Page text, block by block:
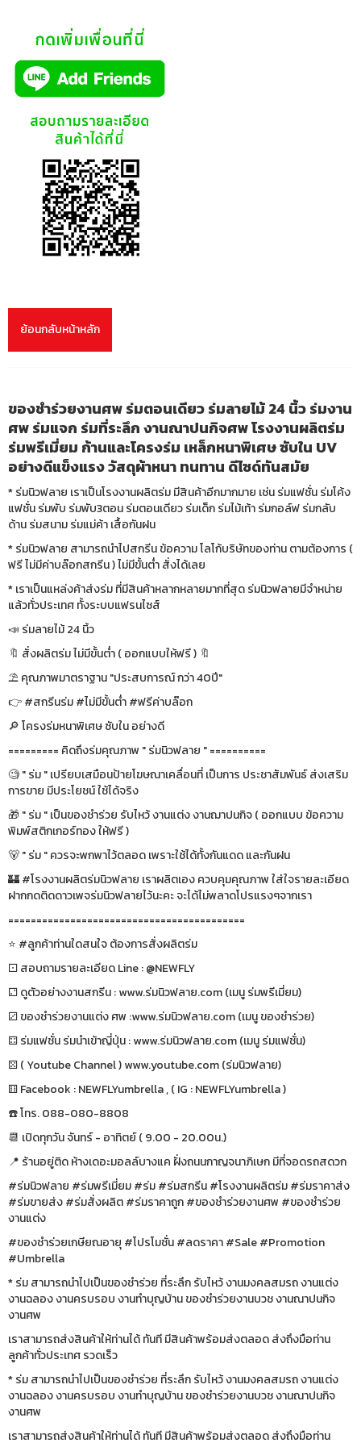
ย้อนกลับหน้าหลัก
ของชำร่วยงานศพ ร่มตอนเดียว ร่มลายไม้ 24 นิ้ว ร่มงาน
ศพ ร่มแจก ร่มที่ระลึก งานณาปนกิจศพ โรงงานผลิตร่ม
ร่มพรีเมี่ยม ก้านและโครงร่ม เหล็กหนาพิเศษ ซับใน UV
อย่างดีแข็งแรง วัสดุผ้าหนา ทนทาน ดีไซด์ทันสมัย
* ร่มนิวฟลาย เราเป็นโรงงานผลิตร่ม มีสินค้าอีกมากมาย เช่น ร่มแฟชั่น ร่มโค้ง
แฟชั่น ร่มพับ ร่มพับ3ตอน ร่มตอนเดียว ร่มเด็ก ร่มไม้เท้า ร่มกอล์ฟ ร่มกลับ
ด้าน ร่มสนาม ร่มแม่ค้า เสื้อกันฝน
* ร่มนิวฟลาย สามารถนำไปสกรีน ข้อความ โลโก้บริษัทของท่าน ตามต้องการ (
ฟรี ไม่มีค่าบล๊อกสกรีน ) ไม่มีขั้นต่ำ สั่งได้เลย
* เราเป็นแหล่งค้าส่งร่ม ที่มีสินค้าหลากหลายมากที่สุด ร่มนิวฟลายมีจำหน่าย
แล้วทั่วประเทศ ทั้งระบบแฟรนไซส์
📣 ร่มลายไม้ 24 นิ้ว
🔖 สั่งผลิตร่ม ไม่มีขั้นต่ำ ( ออกแบบให้ฟรี ) 🔖
⛱ คุณภาพมาตราฐาน "ประสบการณ์ กว่า 40ปี"
👉 #สกรีนร่ม #ไม่มีขั้นต่ำ #ฟรีค่าบล๊อก
🔎 โครงร่มหนาพิเศษ ซับใน อย่างดี
========= คิดถึงร่มคุณภาพ " ร่มนิวฟลาย " ==========
🧐 " ร่ม " เปรียบเสมือนป้ายโฆษณาเคลื่อนที่ เป็นการ ประชาสัมพันธ์ ส่งเสริม
การขาย มีประโยชน์ ใช้ได้จริง
🎁 " ร่ม " เป็นของชำร่วย รับไหว้ งานแต่ง งานฌาปนกิจ ( ออกแบบ ข้อความ
พิมพ์สติกเกอร์ทอง ให้ฟรี )
🐻 " ร่ม " ควรจะพกพาไว้ตลอด เพราะใช้ได้ทั้งกันแดด และกันฝน
🏰 #โรงงานผลิตร่มนิวฟลาย เราผลิตเอง ควบคุมคุณภาพ ใส่ใจรายละเอียด
ฝากกดติดดาวเพจร่มนิวฟลายไว้นะคะ จะได้ไม่พลาดโปรแรงๆจากเรา
==========================================
⭐️ #ลูกค้าท่านใดสนใจ ต้องการสั่งผลิตร่ม
⚀ สอบถามรายละเอียด Line : @NEWFLY
⚁ ดูตัวอย่างงานสกรีน : www.ร่มนิวฟลาย.com (เมนู ร่มพรีเมี่ยม)
⚂ ของชำร่วยงานแต่ง ศพ :www.ร่มนิวฟลาย.com (เมนู ของชำร่วย)
⚃ ร่มแฟชั่น ร่มนำเข้าญี่ปุ่น : www.ร่มนิวฟลาย.com (เมนู ร่มแฟชั่น)
⚄ ( Youtube Channel ) www.youtube.com (ร่มนิวฟลาย)
⚅ Facebook : NEWFLYumbrella , ( IG : NEWFLYumbrella )
☎️ โทร. 088-080-8808
📆 เปิดทุกวัน จันทร์ - อาทิตย์ ( 9.00 - 20.00น.)
📍 ร้านอยู่ติด ห้างเดอะมอลล์บางแค ฝั่งถนนกาญจนาภิเษก มีที่จอดรถสดวก
#ร่มนิวฟลาย #ร่มพรีเมี่ยม #ร่ม #ร่มสกรีน #โรงงานผลิตร่ม #ร่มราคาส่ง
#ร่มขายส่ง #ร่มสั่งผลิต #ร่มราคาถูก #ของชำร่วยงานศพ #ของชำร่วย
งานแต่ง
#ของชำร่วยเกษียณอายุ #โปรโมชั่น #ลดราคา #Sale #Promotion
#Umbrella
* ร่ม สามารถนำไปเป็นของชำร่วย ที่ระลึก รับไหว้ งานมงคลสมรถ งานแต่ง
งานฉลอง งานครบรอบ งานทำบุญบ้าน ของชำร่วยงานบวช งานณาปนกิจ
งานศพ
เราสามารถส่งสินค้าให้ท่านได้ ทันที มีสินค้าพร้อมส่งตลอด ส่งถึงมือท่าน
ลูกค้าทั่วประเทศ รวดเร็ว
* ร่ม สามารถนำไปเป็นของชำร่วย ที่ระลึก รับไหว้ งานมงคลสมรถ งานแต่ง
งานฉลอง งานครบรอบ งานทำบุญบ้าน ของชำร่วยงานบวช งานณาปนกิจ
งานศพ
เราสามารถส่งสินค้าให้ท่านได้ ทันที มีสินค้าพร้อมส่งตลอด ส่งถึงมือท่าน